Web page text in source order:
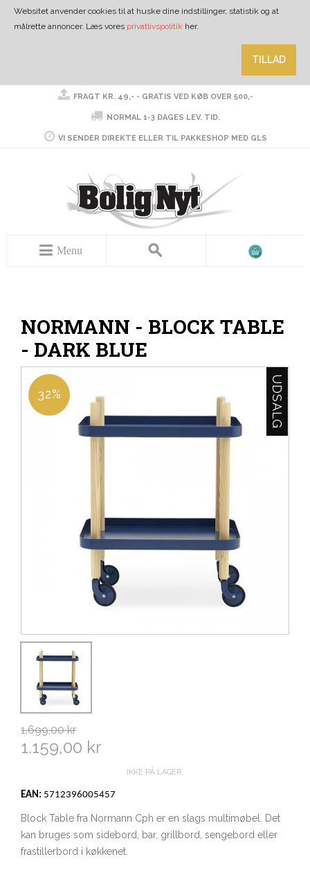
Websitet anvender cookies til at huske dine indstillinger, statistik og at
målrette annoncer. Læs vores privatlivspolitik her.
TILLAD
FRAGT KR. 49,- - GRATIS VED KØB OVER 500,-
NORMAL 1-3 DAGES LEV. TID.
VI SENDER DIREKTE ELLER TIL PAKKESHOP MED GLS
Menu
NORMANN - BLOCK TABLE
- DARK BLUE
UDSALG
32%
1.699,00 kr
1.159,00 kr
IKKE PÅ LAGER
EAN: 5712396005457
Block Table fra Normann Cph er en slags multimøbel. Det
kan bruges som sidebord, bar, grillbord, sengebord eller
frastillerbord i køkkenet.